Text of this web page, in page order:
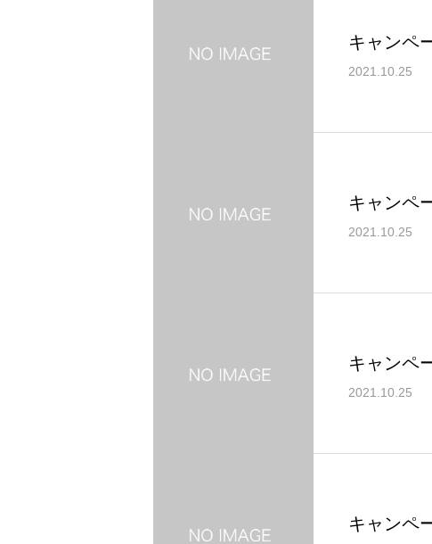
キャンペ
2021.10.25
キャンペ
2021.10.25
キャンペ
2021.10.25
キャンペ